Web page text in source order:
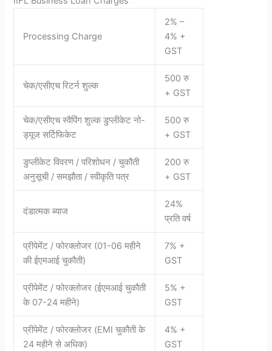
Processing Charge
2% –
4% +
GST
चेक/एसीएच रिटर्न शुल्क
500 रु
+ GST
चेक/एसीएच स्वैपिंग शुल्क डुप्लीकेट नो-
ड्यूज सर्टिफिकेट
500 रु
+ GST
डुप्लीकेट विवरण / परिशोधन / चुकौती
अनुसूची / समझौता / स्वीकृति पत्र
200 रु
+ GST
दंडात्मक ब्याज
24%
प्रति वर्ष
प्रीपेमेंट / फोरक्लोजर (01-06 महीने
की ईएमआई चुकौती)
7% +
GST
प्रीपेमेंट / फोरक्लोजर (ईएमआई चुकौती
के 07-24 महीने)
5% +
GST
प्रीपेमेंट / फोरक्लोजर (EMI चुकौती के
24 महीने से अधिक)
4% +
GST